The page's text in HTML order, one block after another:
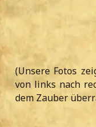
(Unsere Fotos
von links nach
dem Zauber